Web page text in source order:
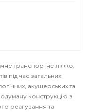
транспортне ліжко,
під час загальних,
акушерських та
конструкцію з
реагування та